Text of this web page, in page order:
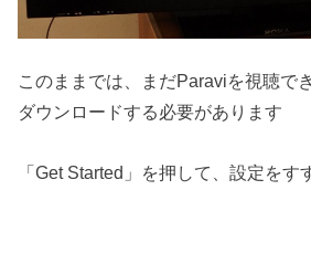
このままでは、まだParaviを視聴で
ダウンロードする必要があります
「Get Started」を押して、設定をす